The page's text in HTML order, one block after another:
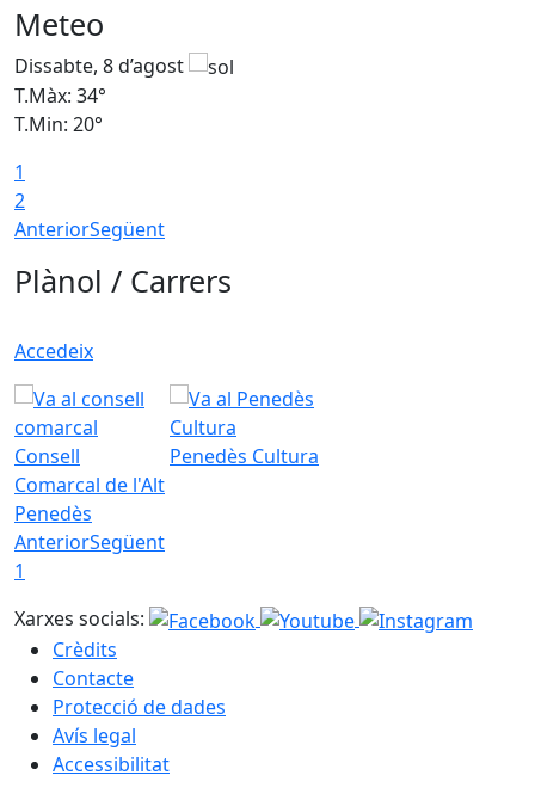
Meteo
Dissabte, 8 d’agost
T.Màx: 34°
T.Min: 20°
1
2
AnteriorSegüent
Plànol / Carrers
Accedeix
Consell
Comarcal de l'Alt
Penedès
Penedès Cultura
AnteriorSegüent
1
Xarxes socials:
Crèdits
Contacte
Protecció de dades
Avís legal
Accessibilitat